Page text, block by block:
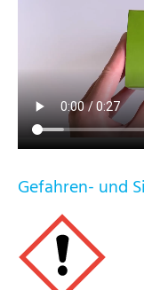
Gefahren- und